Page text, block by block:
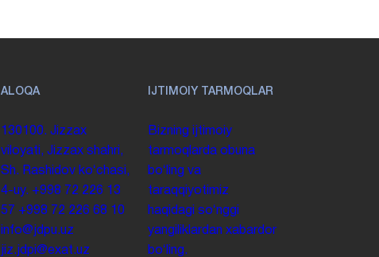
ALOQA
130100. Jizzax
viloyati, Jizzax shahri,
Sh. Rashidov koʻchasi,
4-uy. +998 72 226 13
57 +998 72 226 68 10
info@jdpu.uz
jiz.jdpi@exat.uz
IJTIMOIY TARMOQLAR
Bizning ijtimoiy
tarmoqlarda obuna
boʻling va
taraqqiyotimiz
haqidagi soʻnggi
yangiliklardan xabardor
boʻling.